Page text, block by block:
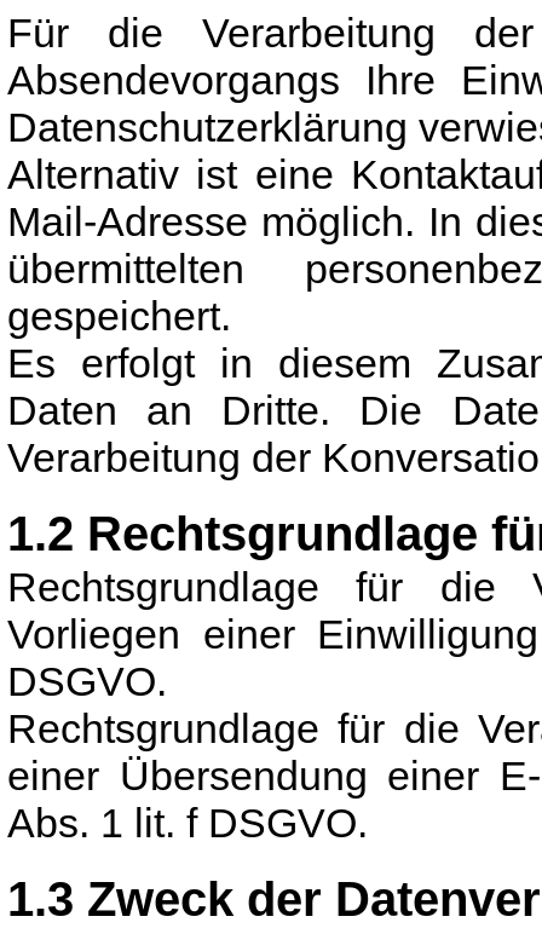
Für die Verarbeitung
Absendevorgangs Ihre
Datenschutzerklärung
Alternativ ist eine
Mail-Adresse möglich. In
übermittelten
gespeichert.
Es erfolgt in diesem
Daten an Dritte. Die
Verarbeitung der
1.2 Rechtsgrundlage
Rechtsgrundlage für
Vorliegen einer
DSGVO.
Rechtsgrundlage für die
einer Übersendung einer
Abs. 1 lit. f DSGVO.
1.3 Zweck der